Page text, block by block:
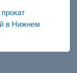
прокат
в Нижнем